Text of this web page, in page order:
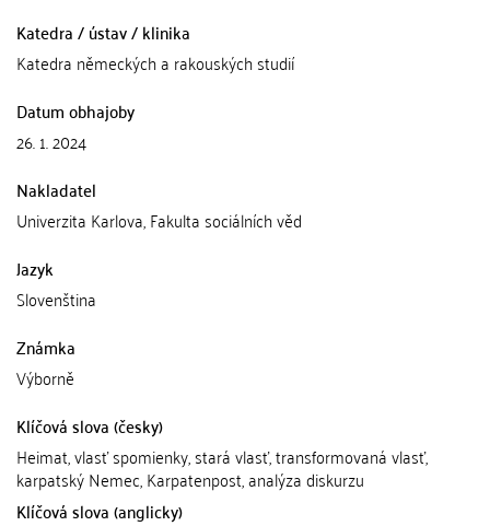
Katedra / ústav / klinika
Katedra německých a rakouských studií
Datum obhajoby
26. 1. 2024
Nakladatel
Univerzita Karlova, Fakulta sociálních věd
Jazyk
Slovenština
Známka
Výborně
Klíčová slova (česky)
Heimat, vlasť spomienky, stará vlasť, transformovaná vlasť,
karpatský Nemec, Karpatenpost, analýza diskurzu
Klíčová slova (anglicky)